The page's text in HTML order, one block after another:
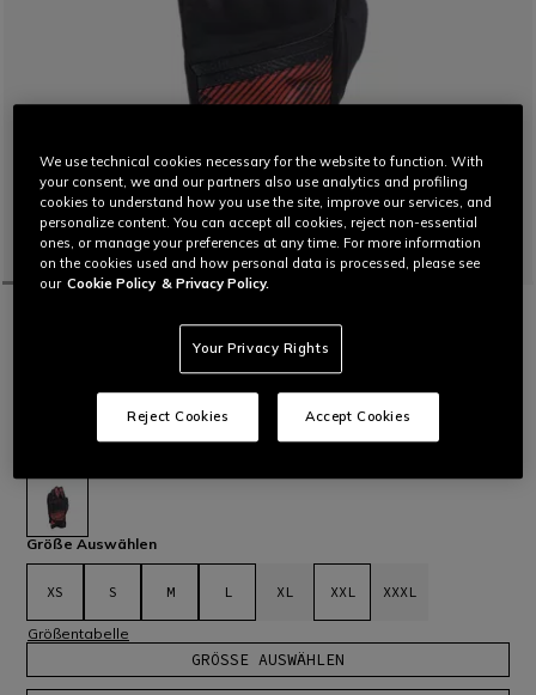
FULMINE D-DRY GLOVES
Kurzer Winterhandschuh mit D-Dry®-Membran und
Thermopolsterung aus Fiberfill, ausgestattet mit
Lederverstärkungen und Comf-tek-Protektoren an den
Knöcheln aus viskoelastischem PU.
ausgewählt
Größe Auswählen
XS S M L XL XXL XXXL
Größentabelle
GRÖSSE AUSWÄHLEN
We use technical cookies necessary for the website to function. With
your consent, we and our partners also use analytics and profiling
cookies to understand how you use the site, improve our services, and
personalize content. You can accept all cookies, reject non-essential
ones, or manage your preferences at any time. For more information
on the cookies used and how personal data is processed, please see
our Cookie Policy & Privacy Policy.
Your Privacy Rights
Reject Cookies Accept Cookies